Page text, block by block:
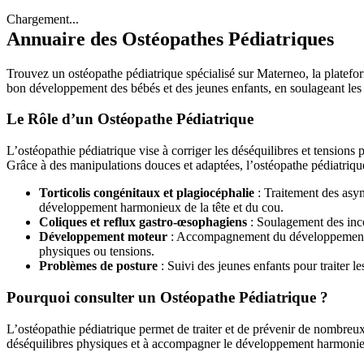
Chargement...
Annuaire des Ostéopathes Pédiatriques
Trouvez un ostéopathe pédiatrique spécialisé sur Materneo, la
bon développement des bébés et des jeunes enfants, en soulageant
Le Rôle d’un Ostéopathe Pédiatrique
L’ostéopathie pédiatrique vise à corriger les déséquilibres et
Grâce à des manipulations douces et adaptées, l’ostéopathe
Torticolis congénitaux et plagiocéphalie : Traitement des
développement harmonieux de la tête et du cou.
Coliques et reflux gastro-œsophagiens : Soulagement des
Développement moteur : Accompagnement du
physiques ou tensions.
Problèmes de posture : Suivi des jeunes enfants pour traiter
Pourquoi consulter un Ostéopathe Pédiatrique ?
L’ostéopathie pédiatrique permet de traiter et de prévenir de
déséquilibres physiques et à accompagner le développement